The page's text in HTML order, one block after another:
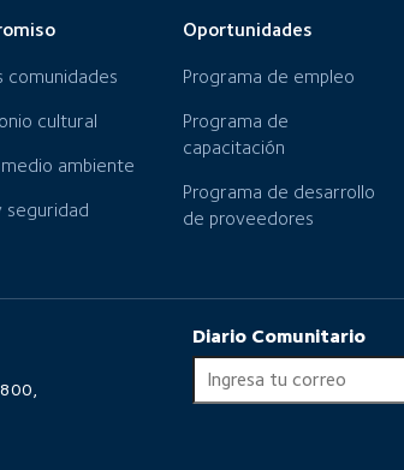
comunidades
cultural
ambiente
seguridad
Oportunidades
Programa de empleo
Programa de
capacitación
Programa de desarrollo
de proveedores
Diario Comunitario